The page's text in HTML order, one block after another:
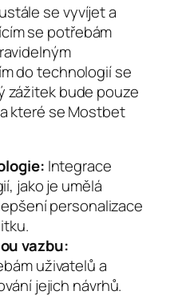
se vyvíjet a
se potřebám
do technologií se
zážitek bude pouze
které se Mostbet
Integrace
jako je umělá
personalizace
vazbu:
uživatelů a
jejich návrhů.